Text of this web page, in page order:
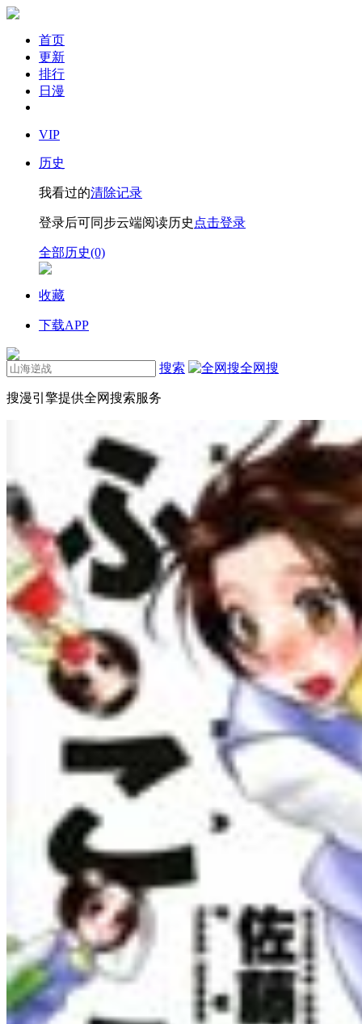
首页
更新
排行
日漫
VIP
历史
我看过的清除记录
登录后可同步云端阅读历史 点击登录
全部历史(0)
收藏
下载APP
搜索 全网搜
搜漫引擎提供全网搜索服务